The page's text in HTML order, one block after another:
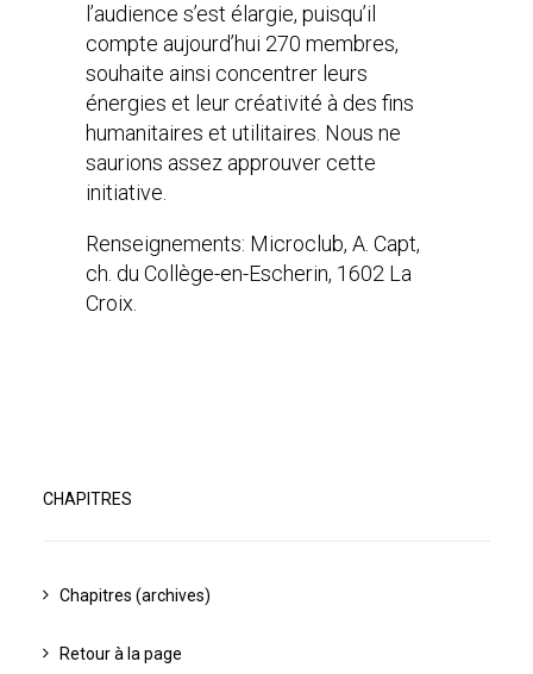
l’audience s’est élargie, puisqu’il
compte aujourd’hui 270 membres,
souhaite ainsi concentrer leurs
énergies et leur créativité à des fins
humanitaires et utilitaires. Nous ne
saurions assez approuver cette
initiative.
Renseignements: Microclub, A. Capt,
ch. du Collège-en-Escherin, 1602 La
Croix.
CHAPITRES
Chapitres (archives)
Retour à la page